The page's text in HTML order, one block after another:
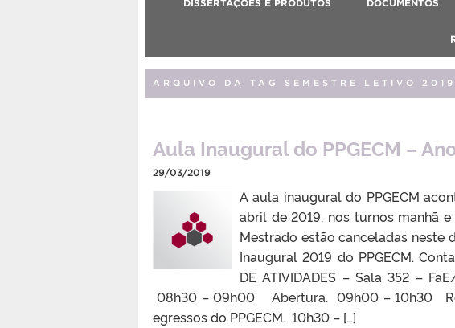
DISSERTAÇÕES E PRODUTOS DOCUMENTOS
ARQUIVO DA TAG SEMESTRE LETIVO
Aula Inaugural do PPGECM –
29/03/2019
A aula inaugural do PPGECM
abril de 2019, nos turnos manhã
Mestrado estão canceladas neste
Inaugural 2019 do PPGECM.
DE ATIVIDADES – Sala 352 –
08h30 – 09h00 Abertura. 09h00 – 10h30
egressos do PPGECM. 10h30 – […]